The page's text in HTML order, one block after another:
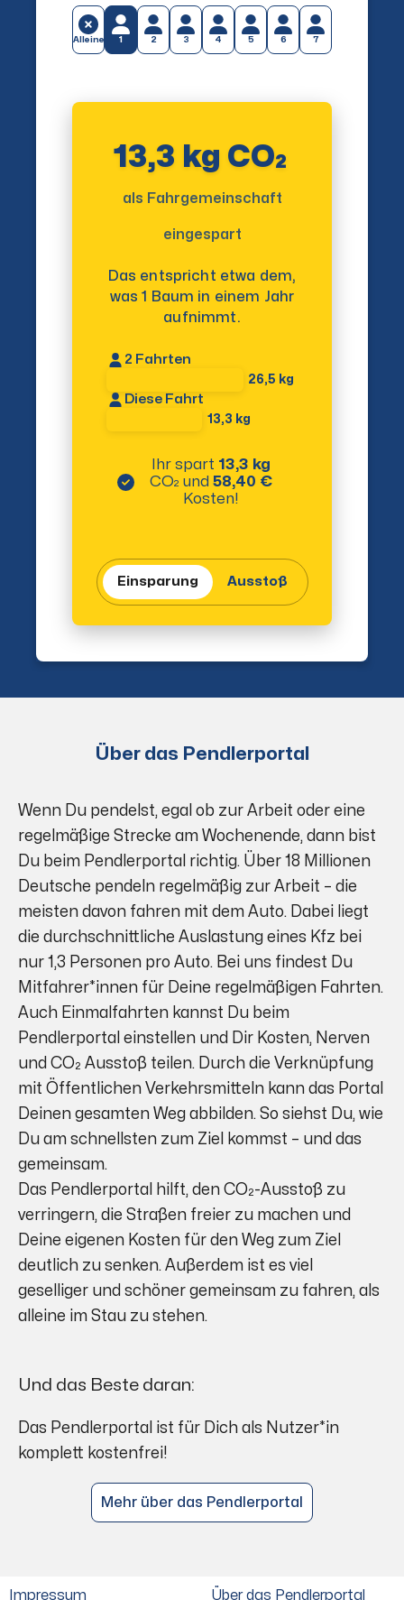
Alleine 1 2 3 4 5 6 7
13,3 kg CO₂
als Fahrgemeinschaft
eingespart
Das entspricht etwa dem,
was 1 Baum in einem Jahr
aufnimmt.
2 Fahrten
26,5 kg
Diese Fahrt
13,3 kg
Ihr spart 13,3 kg
CO₂ und 58,40 €
Kosten!
Einsparung Ausstoß
Über das Pendlerportal
Wenn Du pendelst, egal ob zur Arbeit oder eine
regelmäßige Strecke am Wochenende, dann bist
Du beim Pendlerportal richtig. Über 18 Millionen
Deutsche pendeln regelmäßig zur Arbeit – die
meisten davon fahren mit dem Auto. Dabei liegt
die durchschnittliche Auslastung eines Kfz bei
nur 1,3 Personen pro Auto. Bei uns findest Du
Mitfahrer*innen für Deine regelmäßigen Fahrten.
Auch Einmalfahrten kannst Du beim
Pendlerportal einstellen und Dir Kosten, Nerven
und CO₂ Ausstoß teilen. Durch die Verknüpfung
mit Öffentlichen Verkehrsmitteln kann das Portal
Deinen gesamten Weg abbilden. So siehst Du, wie
Du am schnellsten zum Ziel kommst – und das
gemeinsam.
Das Pendlerportal hilft, den CO₂-Ausstoß zu
verringern, die Straßen freier zu machen und
Deine eigenen Kosten für den Weg zum Ziel
deutlich zu senken. Außerdem ist es viel
geselliger und schöner gemeinsam zu fahren, als
alleine im Stau zu stehen.
Und das Beste daran:
Das Pendlerportal ist für Dich als Nutzer*in
komplett kostenfrei!
Mehr über das Pendlerportal
Impressum Über das Pendlerportal